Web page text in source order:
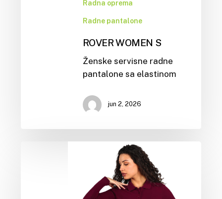
Radna oprema
Radne pantalone
ROVER WOMEN S
Ženske servisne radne
pantalone sa elastinom
jun 2, 2026